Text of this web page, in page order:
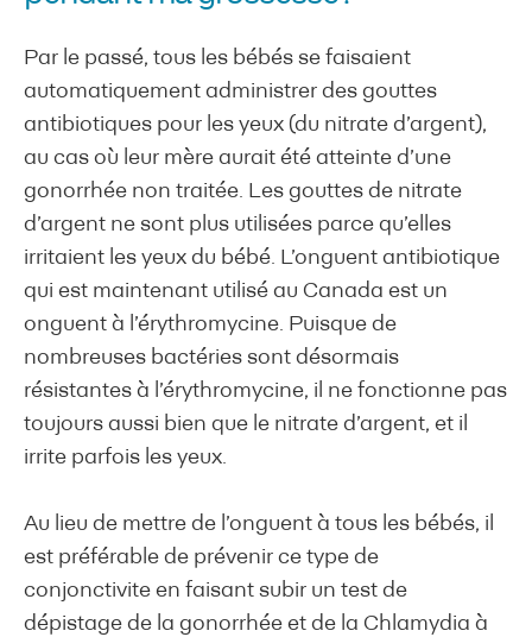
Par le passé, tous les bébés se faisaient
automatiquement administrer des gouttes
antibiotiques pour les yeux (du nitrate d’argent),
au cas où leur mère aurait été atteinte d’une
gonorrhée non traitée. Les gouttes de nitrate
d’argent ne sont plus utilisées parce qu’elles
irritaient les yeux du bébé. L’onguent antibiotique
qui est maintenant utilisé au Canada est un
onguent à l’érythromycine. Puisque de
nombreuses bactéries sont désormais
résistantes à l’érythromycine, il ne fonctionne pas
toujours aussi bien que le nitrate d’argent, et il
irrite parfois les yeux.
Au lieu de mettre de l’onguent à tous les bébés, il
est préférable de prévenir ce type de
conjonctivite en faisant subir un test de
dépistage de la gonorrhée et de la Chlamydia à